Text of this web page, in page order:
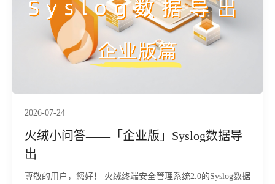
2026-07-24
火绒小问答——「企业版」Syslog数据导
出
尊敬的用户，您好！ 火绒终端安全管理系统2.0的Syslog数据